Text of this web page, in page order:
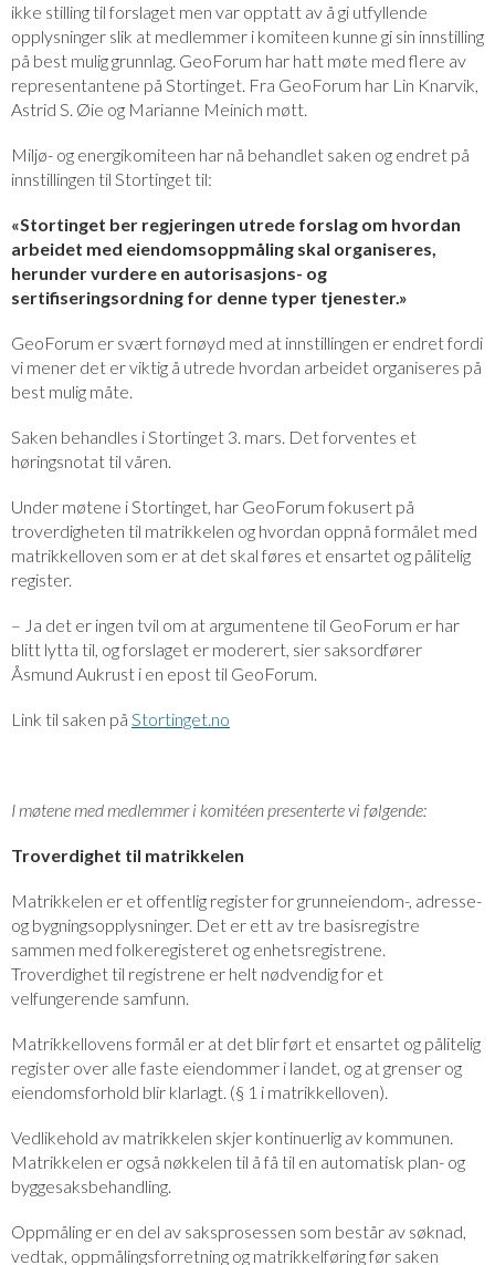
ikke stilling til forslaget men var opptatt av å gi utfyllende
opplysninger slik at medlemmer i komiteen kunne gi sin innstilling
på best mulig grunnlag. GeoForum har hatt møte med flere av
representantene på Stortinget. Fra GeoForum har Lin Knarvik,
Astrid S. Øie og Marianne Meinich møtt.
Miljø- og energikomiteen har nå behandlet saken og endret på
innstillingen til Stortinget til:
«Stortinget ber regjeringen utrede forslag om hvordan
arbeidet med eiendomsoppmåling skal organiseres,
herunder vurdere en autorisasjons- og
sertifiseringsordning for denne typer tjenester.»
GeoForum er svært fornøyd med at innstillingen er endret fordi
vi mener det er viktig å utrede hvordan arbeidet organiseres på
best mulig måte.
Saken behandles i Stortinget 3. mars. Det forventes et
høringsnotat til våren.
Under møtene i Stortinget, har GeoForum fokusert på
troverdigheten til matrikkelen og hvordan oppnå formålet med
matrikkelloven som er at det skal føres et ensartet og pålitelig
register.
– Ja det er ingen tvil om at argumentene til GeoForum er har
blitt lytta til, og forslaget er moderert, sier saksordfører
Åsmund Aukrust i en epost til GeoForum.
Link til saken på Stortinget.no
I møtene med medlemmer i komitéen presenterte vi følgende:
Troverdighet til matrikkelen
Matrikkelen er et offentlig register for grunneiendom-, adresse-
og bygningsopplysninger. Det er ett av tre basisregistre
sammen med folkeregisteret og enhetsregistrene.
Troverdighet til registrene er helt nødvendig for et
velfungerende samfunn.
Matrikkellovens formål er at det blir ført et ensartet og pålitelig
register over alle faste eiendommer i landet, og at grenser og
eiendomsforhold blir klarlagt. (§ 1 i matrikkelloven).
Vedlikehold av matrikkelen skjer kontinuerlig av kommunen.
Matrikkelen er også nøkkelen til å få til en automatisk plan- og
byggesaksbehandling.
Oppmåling er en del av saksprosessen som består av søknad,
vedtak, oppmålingsforretning og matrikkelføring før saken